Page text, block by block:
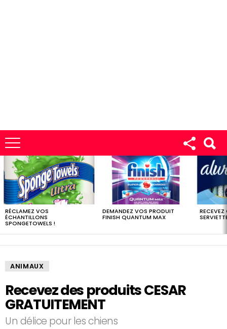
LES
DERNIERS
ÉCHANTILLONS
RÉCLAMEZ VOS
ÉCHANTILLONS
SPONGETOWELS !
DEMANDEZ VOS PRODUIT
FINISH QUANTUM MAX
ANIMAUX
Recevez des produits CESAR
GRATUITEMENT
Un délice pour les chiens